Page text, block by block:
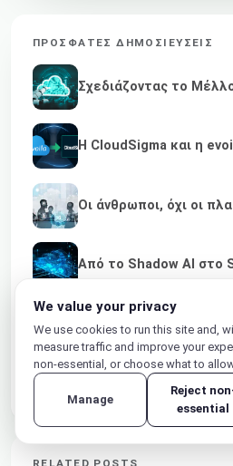
ΠΡΌΣΦΑΤΕΣ ΔΗΜΟΣΙΕΎΣΕΙΣ
Σχεδιάζοντας το
Η CloudSigma και η
Οι άνθρωποι, όχι οι
Από το Shadow AI στο
Ενδυνάμωση Παρόχων
RELATED POSTS
We value your privacy
We use cookies to run this site and,
measure traffic and improve your
non-essential, or choose what to
Manage
Reject
essential